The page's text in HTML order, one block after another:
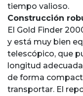
tiempo valioso.
Construcción
El Gold Finder
y está muy bien
telescópico, que
longitud
de forma
transportar. El